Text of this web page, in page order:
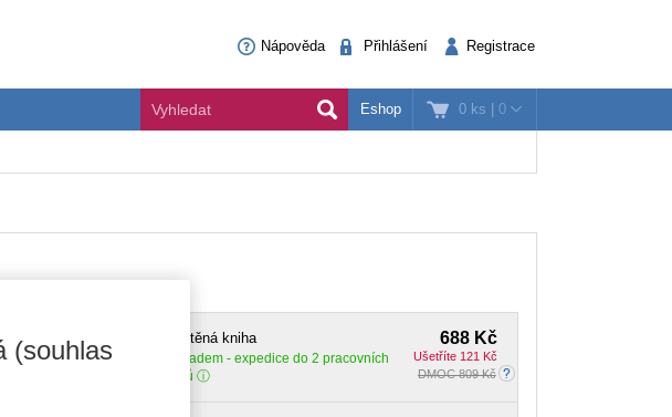
Nápověda Přihlášení Registrace
0 ks | 0
Eshop
688 Kč
Ušetříte 121 Kč
DMOC 809 Kč
Tištěná kniha
Skladem - expedice do 2 pracovních
dnů
(souhlas